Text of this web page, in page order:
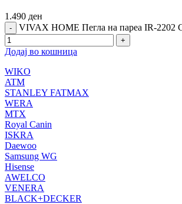
1.490 ден
VIVAX HOME Пегла на пареа IR-2202
Додај во кошница
WIKO
ATM
STANLEY FATMAX
WERA
MTX
Royal Canin
ISKRA
Daewoo
Samsung WG
Hisense
AWELCO
VENERA
BLACK+DECKER